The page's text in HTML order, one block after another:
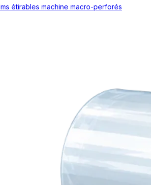
étirables machine macro-perforés